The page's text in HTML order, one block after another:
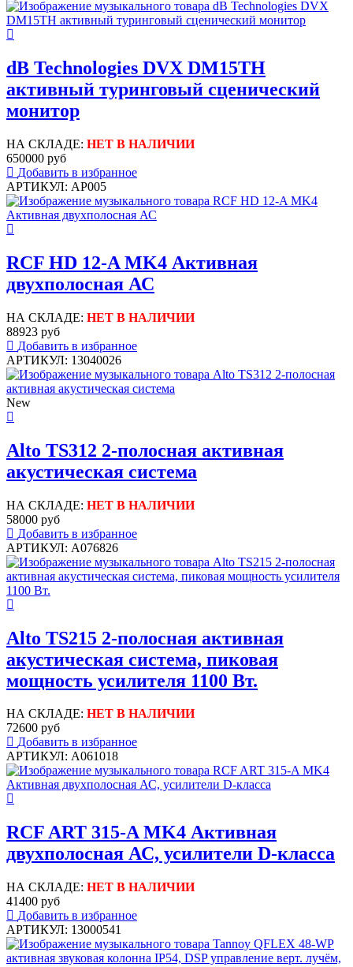
dB Technologies DVX DM15TH
активный туринговый сценический
монитор
НА СКЛАДЕ: НЕТ В НАЛИЧИИ
650000 руб
Добавить в избранное
АРТИКУЛ: AP005
RCF HD 12-A MK4 Активная
двухполосная АС
НА СКЛАДЕ: НЕТ В НАЛИЧИИ
88923 руб
Добавить в избранное
АРТИКУЛ: 13040026
New
Alto TS312 2-полосная активная
акустическая система
НА СКЛАДЕ: НЕТ В НАЛИЧИИ
58000 руб
Добавить в избранное
АРТИКУЛ: A076826
Alto TS215 2-полосная активная
акустическая система, пиковая
мощность усилителя 1100 Вт.
НА СКЛАДЕ: НЕТ В НАЛИЧИИ
72600 руб
Добавить в избранное
АРТИКУЛ: A061018
RCF ART 315-A MK4 Активная
двухполосная АС, усилители D-класса
НА СКЛАДЕ: НЕТ В НАЛИЧИИ
41400 руб
Добавить в избранное
АРТИКУЛ: 13000541